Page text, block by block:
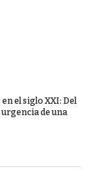
el siglo XXI: Del
urgencia de una